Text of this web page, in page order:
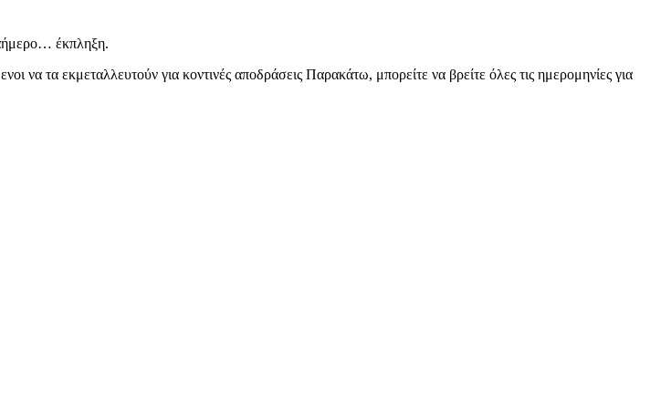
έκπληξη.
να τα εκμεταλλευτούν για κοντινές αποδράσεις Παρακάτω, μπορείτε να βρείτε όλες τις ημερομηνίες για